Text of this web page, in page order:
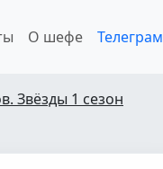
О шефе Телеграм
Звёзды 1 сезон